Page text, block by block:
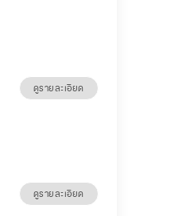
ดูรายละเอียด
ดูรายละเอียด